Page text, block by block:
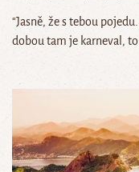
“Jasně, že s tebou
dobou tam je karneval, to